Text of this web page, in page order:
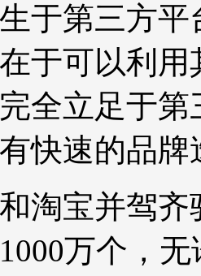
于第三方
于可以利
全立足于
快速的品
淘宝并驾
万个，